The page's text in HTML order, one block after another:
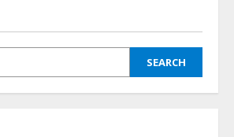
SEARCH